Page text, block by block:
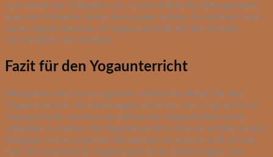
und nennt die Metapher mit. In der dritten Rückbeuge kann
man die Metapher allein als Ansage nutzen. So definiert man
seine eigene Sprache im Yogaunterricht für den Schüler
verständlich und effektiv.
Fazit für den Yogaunterricht
Metaphern sind wirkungsvolle stilistische Mittel für den
Yogaunterricht. Sie überzeugen nicht nur durch sprachliche
Gewandtheit, sondern sie helfen den Yogaschülern auch,
schneller zu lernen. Als Yogalehrer ist es immer wieder unsere
Aufgabe, unsere eigenen Metaphern zu kennen und sie auf
ihre Wirksamkeit im Yogaunterricht zu hinterfragen. Der